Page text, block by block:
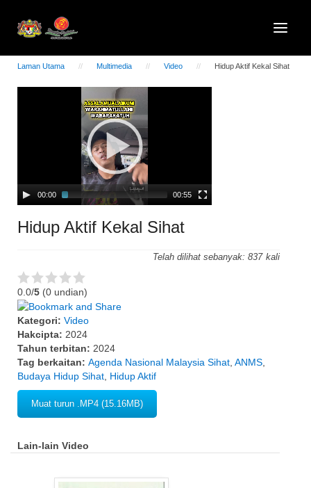
Laman Utama Multimedia Video Hidup Aktif Kekal Sihat
00:00 00:55
Hidup Aktif Kekal Sihat
Telah dilihat sebanyak: 837
0.0/5 (0 undian)
Kategori: Video
Hakcipta: 2024
Tahun terbitan: 2024
Tag berkaitan: Agenda Nasional Malaysia Sihat, ANMS,
Budaya Hidup Sihat, Hidup Aktif
Muat turun .MP4 (15.16MB)
Lain-lain Video